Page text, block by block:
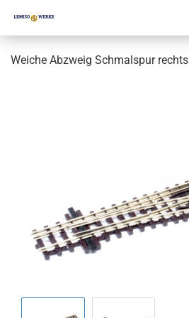
Weiche Abzweig Schmalspur rechts